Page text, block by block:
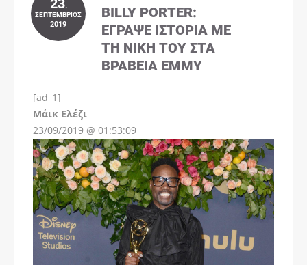
.
ΣΕΠΤΈΜΒΡΙΟΣ
2019
BILLY PORTER:
ΈΓΡΑΨΕ ΙΣΤΟΡΊΑ ΜΕ
ΤΗ ΝΊΚΗ ΤΟΥ ΣΤΑ
ΒΡΑΒΕΊΑ EMMY
[ad_1]
Μάικ ΕλέζιInstagram
23/09/2019 @ 01:53:09